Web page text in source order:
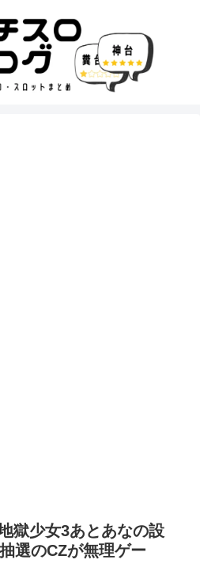
獄少女3あとあなの設
選のCZが無理ゲー